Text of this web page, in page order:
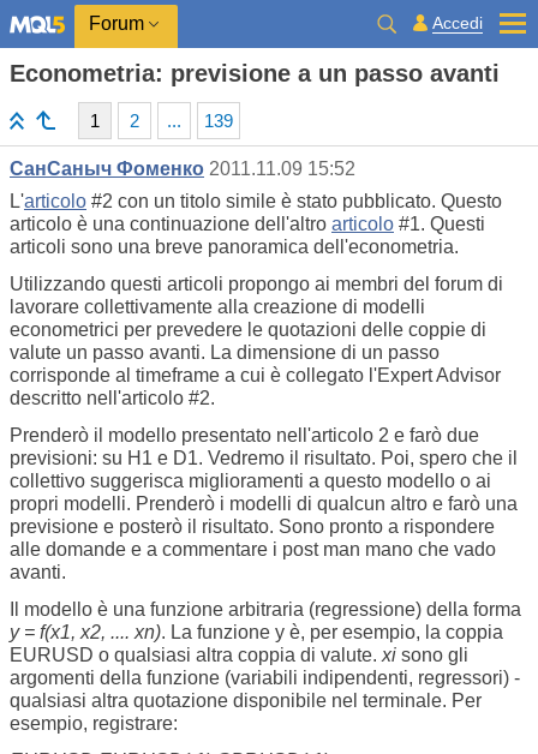
Forum Accedi
Econometria: previsione a un passo avanti
1 2 ... 139
СанСаныч Фоменко 2011.11.09 15:52
L'articolo #2 con un titolo simile è stato pubblicato. Questo
articolo è una continuazione dell'altro articolo #1. Questi
articoli sono una breve panoramica dell'econometria.
Utilizzando questi articoli propongo ai membri del forum di
lavorare collettivamente alla creazione di modelli
econometrici per prevedere le quotazioni delle coppie di
valute un passo avanti. La dimensione di un passo
corrisponde al timeframe a cui è collegato l'Expert Advisor
descritto nell'articolo #2.
Prenderò il modello presentato nell'articolo 2 e farò due
previsioni: su H1 e D1. Vedremo il risultato. Poi, spero che il
collettivo suggerisca miglioramenti a questo modello o ai
propri modelli. Prenderò i modelli di qualcun altro e farò una
previsione e posterò il risultato. Sono pronto a rispondere
alle domande e a commentare i post man mano che vado
avanti.
Il modello è una funzione arbitraria (regressione) della forma
y = f(x1, x2, .... xn). La funzione y è, per esempio, la coppia
EURUSD o qualsiasi altra coppia di valute. xi sono gli
argomenti della funzione (variabili indipendenti, regressori) -
qualsiasi altra quotazione disponibile nel terminale. Per
esempio, registrare: